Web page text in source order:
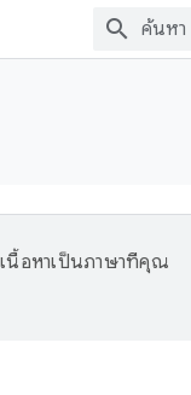
นื้อหาเป็นภาษาที่คุณ